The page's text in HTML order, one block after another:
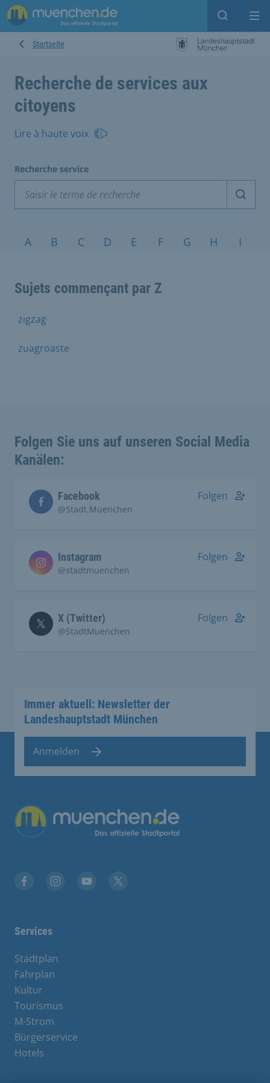
Open
Startseite
Recherche de services aux
citoyens
Lire à haute voix
Recherche service
Sujets de A à Z
A B C D E F G H I
Sujets commençant par Z
zigzag
zuagroaste
Folgen Sie uns auf unseren Social Media
Kanälen:
Facebook
@Stadt.Muenchen
Folgen
Instagram
@stadtmuenchen
Folgen
X (Twitter)
@StadtMuenchen
Folgen
Immer aktuell: Newsletter der
Landeshauptstadt München
Anmelden
Übergreifende Links
Services
Stadtplan
Fahrplan
Kultur
Tourismus
M-Strom
Bürgerservice
Hotels